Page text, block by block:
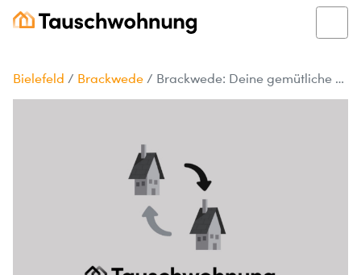
Bielefeld / Brackwede / Brackwede: Deine gemütliche 3-Zimmer-Wohnung